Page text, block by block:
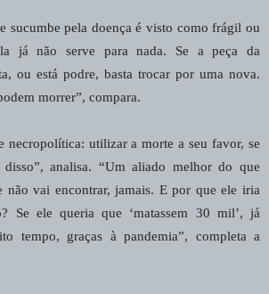
sucumbe pela doença é visto como frágil ou
já não serve para nada. Se a peça da
ou está podre, basta trocar por uma nova.
morrer”, compara.
necropolítica: utilizar a morte a seu favor, se
disso”, analisa. “Um aliado melhor do que
não vai encontrar, jamais. E por que ele iria
Se ele queria que ‘matassem 30 mil’, já
tempo, graças à pandemia”, completa a